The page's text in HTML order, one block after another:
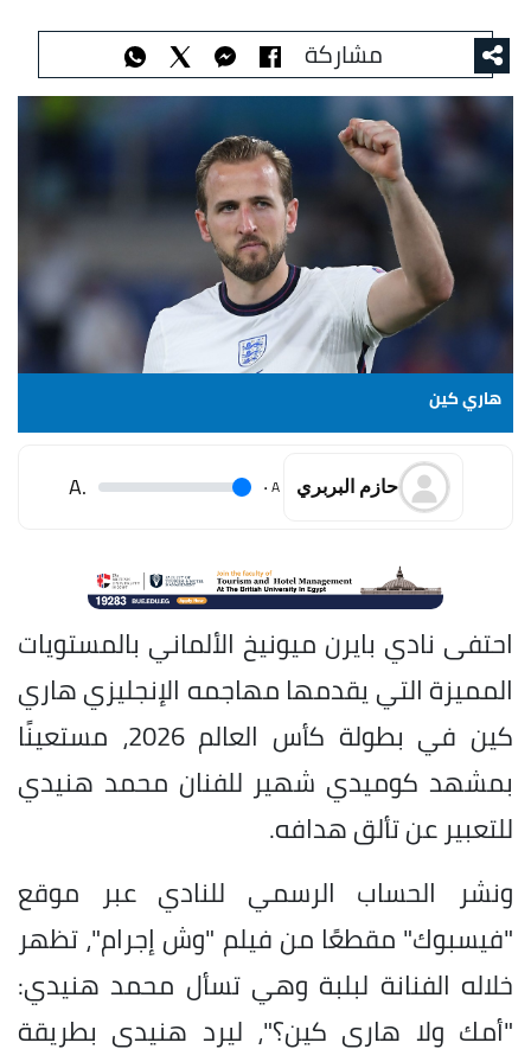
مشاركة
هاري كين
حازم البربري A
.
.A
احتفى نادي بايرن ميونيخ الألماني بالمستويات
المميزة التي يقدمها مهاجمه الإنجليزي هاري
كين في بطولة كأس العالم 2026، مستعينًا
بمشهد كوميدي شهير للفنان محمد هنيدي
للتعبير عن تألق هدافه.
ونشر الحساب الرسمي للنادي عبر موقع
"فيسبوك" مقطعًا من فيلم "وش إجرام"، تظهر
خلاله الفنانة لبلبة وهي تسأل محمد هنيدي:
"أمك ولا هاري كين؟"، ليرد هنيدي بطريقة